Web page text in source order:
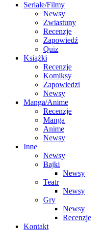
Seriale/Filmy
Newsy
Zwiastuny
Recenzje
Zapowiedź
Quiz
Książki
Recenzje
Komiksy
Zapowiedzi
Newsy
Manga/Anime
Recenzje
Manga
Anime
Newsy
Inne
Newsy
Bajki
Newsy
Teatr
Newsy
Gry
Newsy
Recenzje
Kontakt